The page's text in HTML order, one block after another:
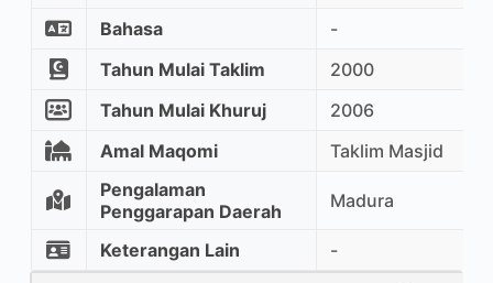
Bahasa
-
Tahun Mulai Taklim
2000
Tahun Mulai Khuruj
2006
Amal Maqomi
Taklim Masjid
Pengalaman
Penggarapan Daerah
Madura
Keterangan Lain -